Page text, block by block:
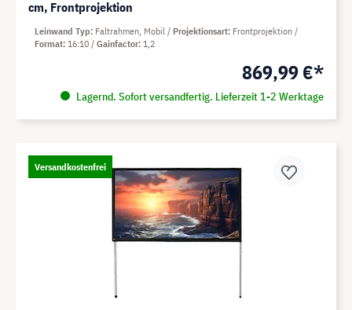
cm, Frontprojektion
869,99 €*
Lagernd. Sofort versandfertig. Lieferzeit 1-2 Werktage
Leinwand Typ Faltrahmen, Mobil Projektionsart Frontprojektion
Format 16:10 Gainfactor 1,2
Versandkostenfrei